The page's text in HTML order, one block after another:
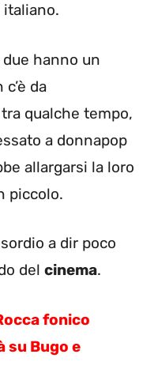
italiano.
hanno un
da
qualche tempo,
a donnapop
allargarsi la loro
piccolo.
a dir poco
del cinema.
fonico
su Bugo e